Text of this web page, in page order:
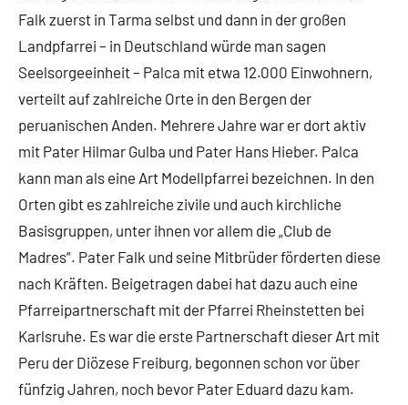
Falk zuerst in Tarma selbst und dann in der großen
Landpfarrei – in Deutschland würde man sagen
Seelsorgeeinheit – Palca mit etwa 12.000 Einwohnern,
verteilt auf zahlreiche Orte in den Bergen der
peruanischen Anden. Mehrere Jahre war er dort aktiv
mit Pater Hilmar Gulba und Pater Hans Hieber. Palca
kann man als eine Art Modellpfarrei bezeichnen. In den
Orten gibt es zahlreiche zivile und auch kirchliche
Basisgruppen, unter ihnen vor allem die „Club de
Madres“. Pater Falk und seine Mitbrüder förderten diese
nach Kräften. Beigetragen dabei hat dazu auch eine
Pfarreipartnerschaft mit der Pfarrei Rheinstetten bei
Karlsruhe. Es war die erste Partnerschaft dieser Art mit
Peru der Diözese Freiburg, begonnen schon vor über
fünfzig Jahren, noch bevor Pater Eduard dazu kam.